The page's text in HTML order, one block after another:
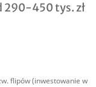
290-450 tys. zł
flipów (inwestowanie w